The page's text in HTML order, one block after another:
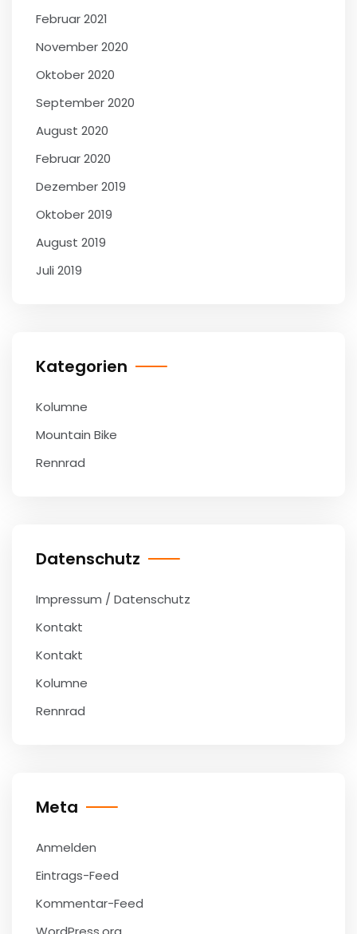
Februar 2021
November 2020
Oktober 2020
September 2020
August 2020
Februar 2020
Dezember 2019
Oktober 2019
August 2019
Juli 2019
Kategorien
Kolumne
Mountain Bike
Rennrad
Datenschutz
Impressum / Datenschutz
Kontakt
Kontakt
Kolumne
Rennrad
Meta
Anmelden
Eintrags-Feed
Kommentar-Feed